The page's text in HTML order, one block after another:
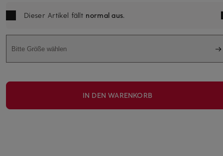
Dieser Artikel fällt normal aus.
Bitte Größe wählen
IN DEN WARENKORB